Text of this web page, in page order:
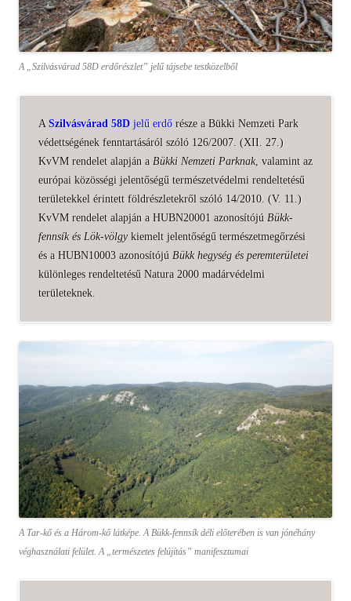
A „Szilvásvárad 58D erdőrészlet” jelű tájsebe testközelből
A Szilvásvárad 58D jelű erdő része a Bükki Nemzeti Park
védettségének fenntartásáról szóló 126/2007. (XII. 27.)
KvVM rendelet alapján a Bükki Nemzeti Parknak, valamint az
európai közösségi jelentőségű természetvédelmi rendeltetésű
területekkel érintett földrészletekről szóló 14/2010. (V. 11.)
KvVM rendelet alapján a HUBN20001 azonosítójú Bükk-
fennsík és Lök-völgykiemelt jelentőségű természetmegőrzési
és a HUBN10003 azonosítójú Bükk hegység és peremterületei
különleges rendeltetésű Natura 2000 madárvédelmi
területeknek.
A Tar-kő és a Három-kő látképe. A Bükk-fennsík déli előterében is van jónéhány
véghasználati felület. A „természetes felújítás” manifesztumai